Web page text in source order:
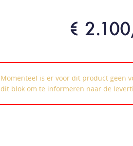
€
Momenteel is er voor dit product geen
dit blok om te informeren naar de